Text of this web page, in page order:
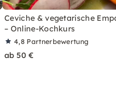
Ceviche & vegetarische
– Online-Kochkurs
4,8 Partnerbewertung
ab 50 €